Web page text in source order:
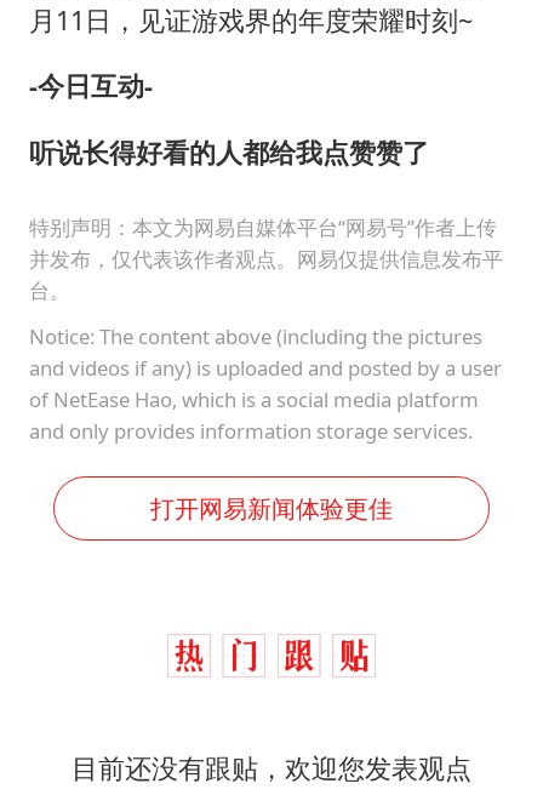
月11日，见证游戏界的年度荣耀时刻~
-今日互动-
听说长得好看的人都给我点赞赞了
特别声明：本文为网易自媒体平台“网易号”作者上传
并发布，仅代表该作者观点。网易仅提供信息发布平
台。
Notice: The content above (including the pictures
and videos if any) is uploaded and posted by a user
of NetEase Hao, which is a social media platform
and only provides information storage services.
打开网易新闻体验更佳
目前还没有跟贴，欢迎您发表观点